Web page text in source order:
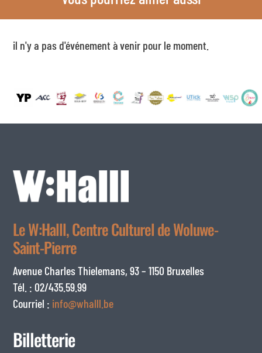
il n'y a pas d'événement à venir pour le moment.
Le W:Halll, Centre Culturel de Woluwe-
Saint-Pierre
Avenue Charles Thielemans, 93 – 1150 Bruxelles
Tél. : 02/435.59.99
Courriel : info@whalll.be
Billetterie